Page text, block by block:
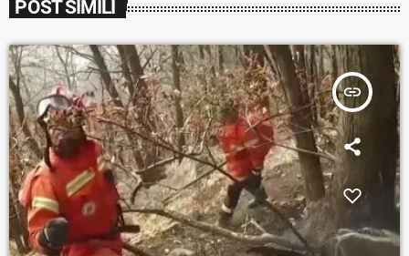
POST SIMILI
insert_link